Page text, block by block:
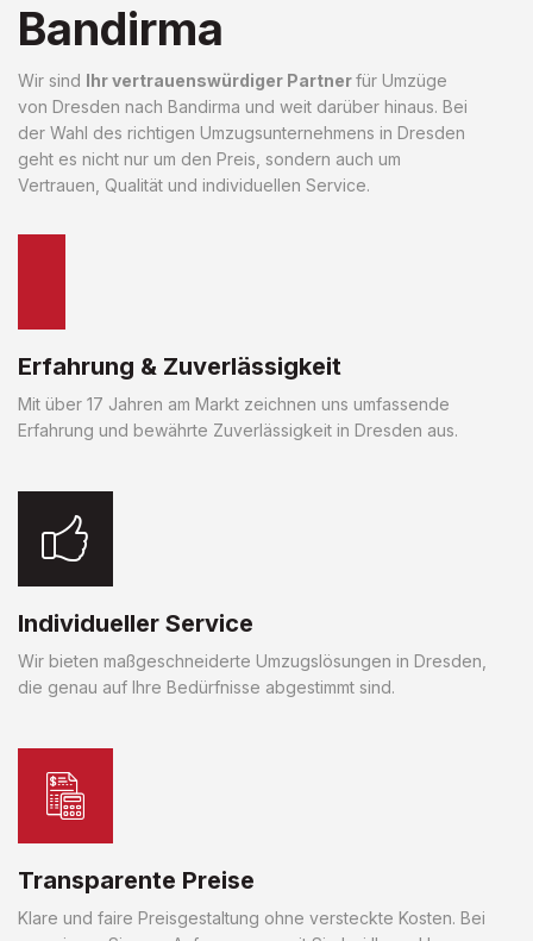
Bandirma
Wir sind Ihr vertrauenswürdiger Partnerfür Umzüge
von Dresden nach Bandirma und weit darüber hinaus. Bei
der Wahl des richtigen Umzugsunternehmens in Dresden
geht es nicht nur um den Preis, sondern auch um
Vertrauen, Qualität und individuellen Service.
Erfahrung & Zuverlässigkeit
Mit über 17 Jahren am Markt zeichnen uns umfassende
Erfahrung und bewährte Zuverlässigkeit in Dresden aus.
Individueller Service
Wir bieten maßgeschneiderte Umzugslösungen in Dresden,
die genau auf Ihre Bedürfnisse abgestimmt sind.
Transparente Preise
Klare und faire Preisgestaltung ohne versteckte Kosten. Bei